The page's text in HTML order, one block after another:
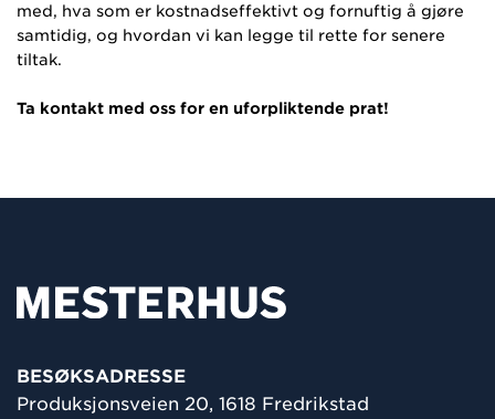
med, hva som er kostnadseffektivt og fornuftig å gjøre
samtidig, og hvordan vi kan legge til rette for senere
tiltak.
Ta kontakt med oss for en uforpliktende prat!
BESØKSADRESSE
Produksjonsveien 20, 1618 Fredrikstad